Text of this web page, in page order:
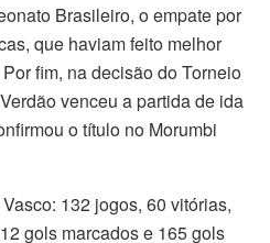
Brasileiro, o empate por
que haviam feito melhor
fim, na decisão do Torneio
venceu a partida de ida
o título no Morumbi
132 jogos, 60 vitórias,
gols marcados e 165 gols